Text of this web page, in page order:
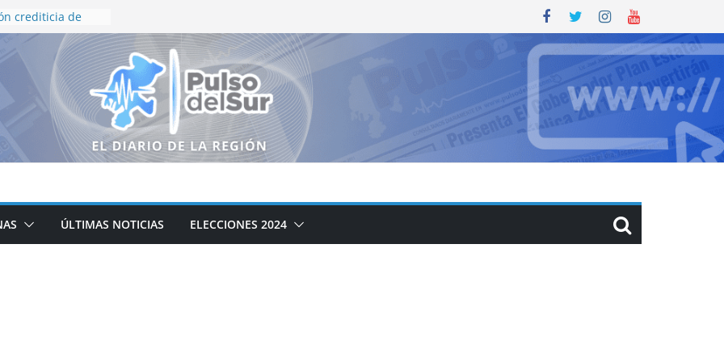
crediticia de
HR Ratings
en finanzas
de Zacatecas
Generalizada
de Zacatecas
integral de
institucional en
al
ÚLTIMAS NOTICIAS ELECCIONES 2024